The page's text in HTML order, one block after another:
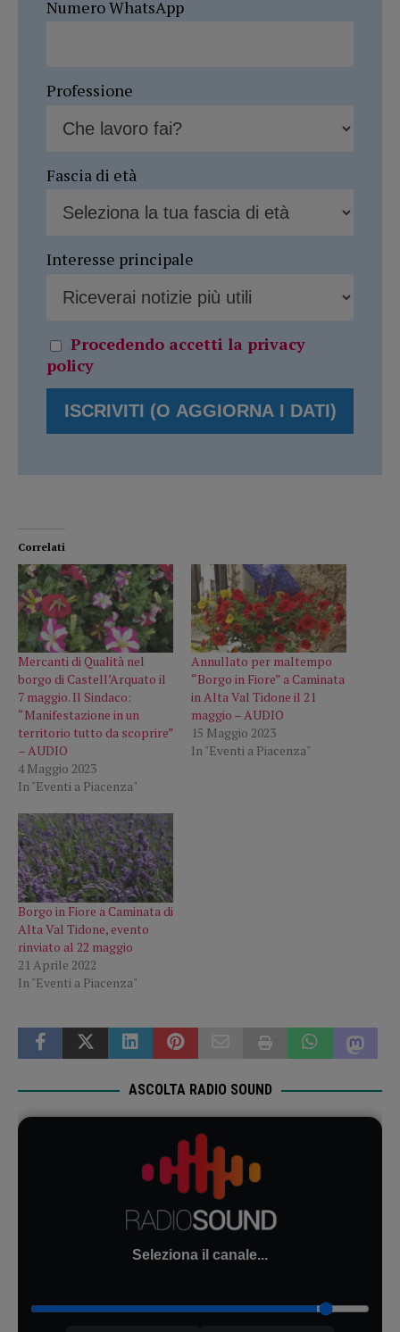
Numero WhatsApp
Professione
Fascia di età
Interesse principale
Procedendo accetti la privacy
policy
Correlati
Mercanti di Qualità nel
borgo di Castell’Arquato il
7 maggio. Il Sindaco:
“Manifestazione in un
territorio tutto da scoprire”
– AUDIO
4 Maggio 2023
In "Eventi a Piacenza"
Annullato per maltempo
“Borgo in Fiore” a Caminata
in Alta Val Tidone il 21
maggio – AUDIO
15 Maggio 2023
In "Eventi a Piacenza"
Borgo in Fiore a Caminata di
Alta Val Tidone, evento
rinviato al 22 maggio
21 Aprile 2022
In "Eventi a Piacenza"
ASCOLTA RADIO SOUND
Seleziona il canale...